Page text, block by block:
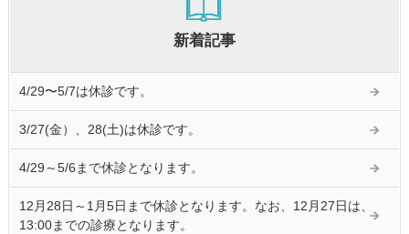
新着記事
4/29〜5/7は休診です。
3/27(金）、28(土)は休診です。
4/29～5/6まで休診となります。
12月28日～1月5日まで休診となります。なお、12月27日は、
13:00までの診療となります。